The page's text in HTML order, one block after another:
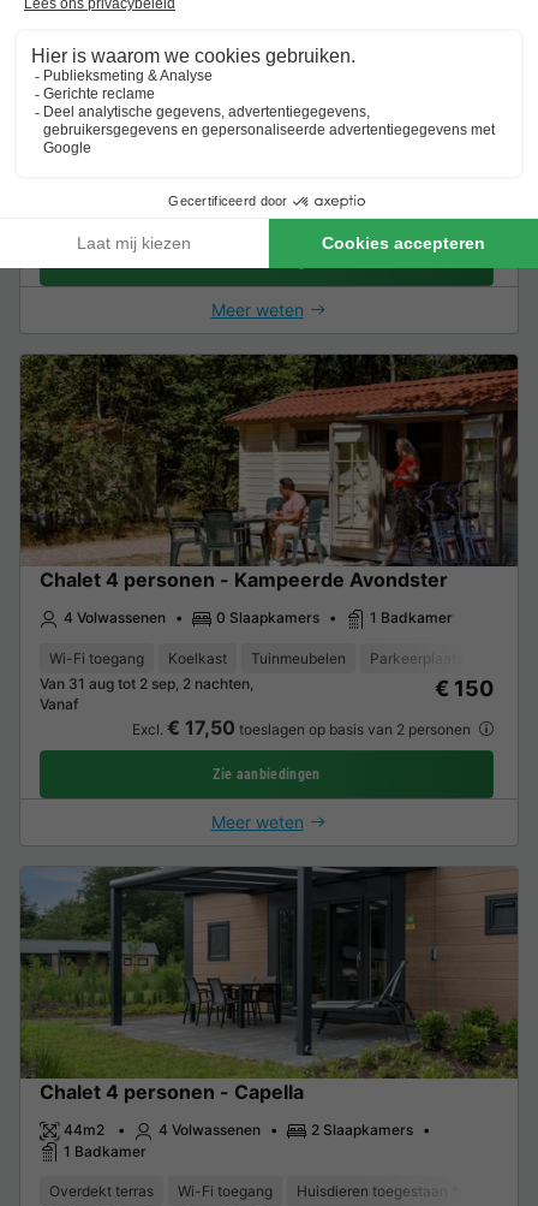
Chalet 4 personen - Lyra
44m2 4 Volwassenen
1 Badkamer
Overdekt terras
Excl.€ 17,50toeslagen op basis van 2 personen
Meer weten
Chalet 4 personen - Kampeerde Avondster
4 Volwassenen 0 Slaapkamers 1 Badkamer
Wi-Fi toegang Koelkast Tuinmeubelen Parkeerplaats
Van 31 aug tot 2 sep, 2 nachten,
Vanaf
€ 150
Excl. € 17,50 toeslagen op basis van 2 personen
Zie aanbiedingen
Meer weten
Chalet 4 personen - Capella
44m2 4 Volwassenen
2 Slaapkamers
1 Badkamer
Overdekt terras Wi-Fi toegang Huisdieren toegestaan *